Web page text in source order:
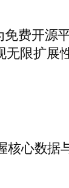
费开
限扩
心数